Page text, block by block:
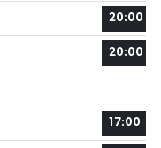
20:00
20:00
17:00